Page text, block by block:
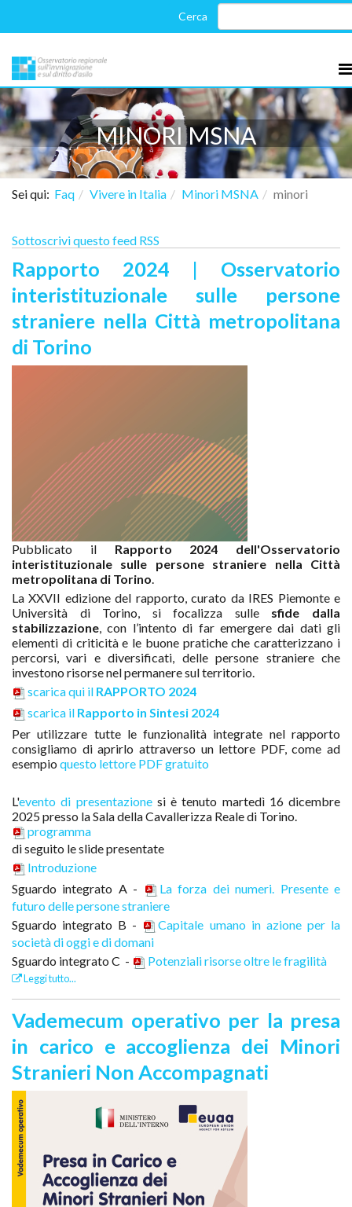
MINORI MSNA
Sei qui: Faq Vivere in Italia Minori MSNA minori
Sottoscrivi questo feed RSS
Rapporto 2024 | Osservatorio
interistituzionale sulle persone
straniere nella Città metropolitana
di Torino
Pubblicato ilRapporto 2024 dell'Osservatorio
interistituzionale sulle persone straniere nella Città
metropolitana di Torino.
La XXVII edizione del rapporto, curato da IRES Piemonte e
Università di Torino, si focalizza sulle sfide dalla
stabilizzazione, con l’intento di far emergere dai dati gli
elementi di criticità e le buone pratiche che caratterizzano i
percorsi, vari e diversificati, delle persone straniere che
investono risorse nel permanere sul territorio.
scarica qui il RAPPORTO 2024
scarica il Rapporto in Sintesi 2024
Per utilizzare tutte le funzionalità integrate nel rapporto
consigliamo di aprirlo attraverso un lettore PDF, come ad
esempio questo lettore PDF gratuito
L'evento di presentazionesi è tenuto martedì 16 dicembre
2025 presso la Sala della Cavallerizza Reale di Torino.
programma
di seguito le slide presentate
Introduzione
Sguardo integrato A -
La forza dei numeri. Presente e
futuro delle persone straniere
Sguardo integrato B -
Capitale umano in azione per la
società di oggi e di domani
Sguardo integrato C -
Potenziali risorse oltre le fragilità
Leggi tutto...
Vademecum operativo per la presa
in carico e accoglienza dei Minori
Stranieri Non Accompagnati